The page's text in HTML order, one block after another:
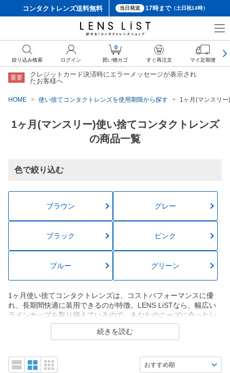
コンタクトレンズ送料無料 当日発送 17時まで（土日祝14時）
重要
クレジットカード決済時にエラーメッセージが表示され
たお客様へ
HOME 使い捨てコンタクトレンズを使用期限から探す 1ヶ月(マンスリ
1ヶ月(マンスリー)使い捨てコンタクトレンズ
の商品一覧
色で絞り込む
ブラウン グレー
ブラック ピンク
ブルー グリーン
1ヶ月使い捨てコンタクトレンズは、コストパフォーマンスに優
れ、長期間快適に装用できるのが特徴。LENS LiSTなら、幅広い
ラインナップを取り揃えているので、あなたのニーズに合ったレ
ンズがきっと見つかります。1monthコンタクトは、正しいケアに
より清潔で快適な装用感が長持ち。コスパ重視の方やカラコンを
続きを読む
絞り込み検索 ログイン
0
買い物カゴ すぐ再注文 マイ定期便